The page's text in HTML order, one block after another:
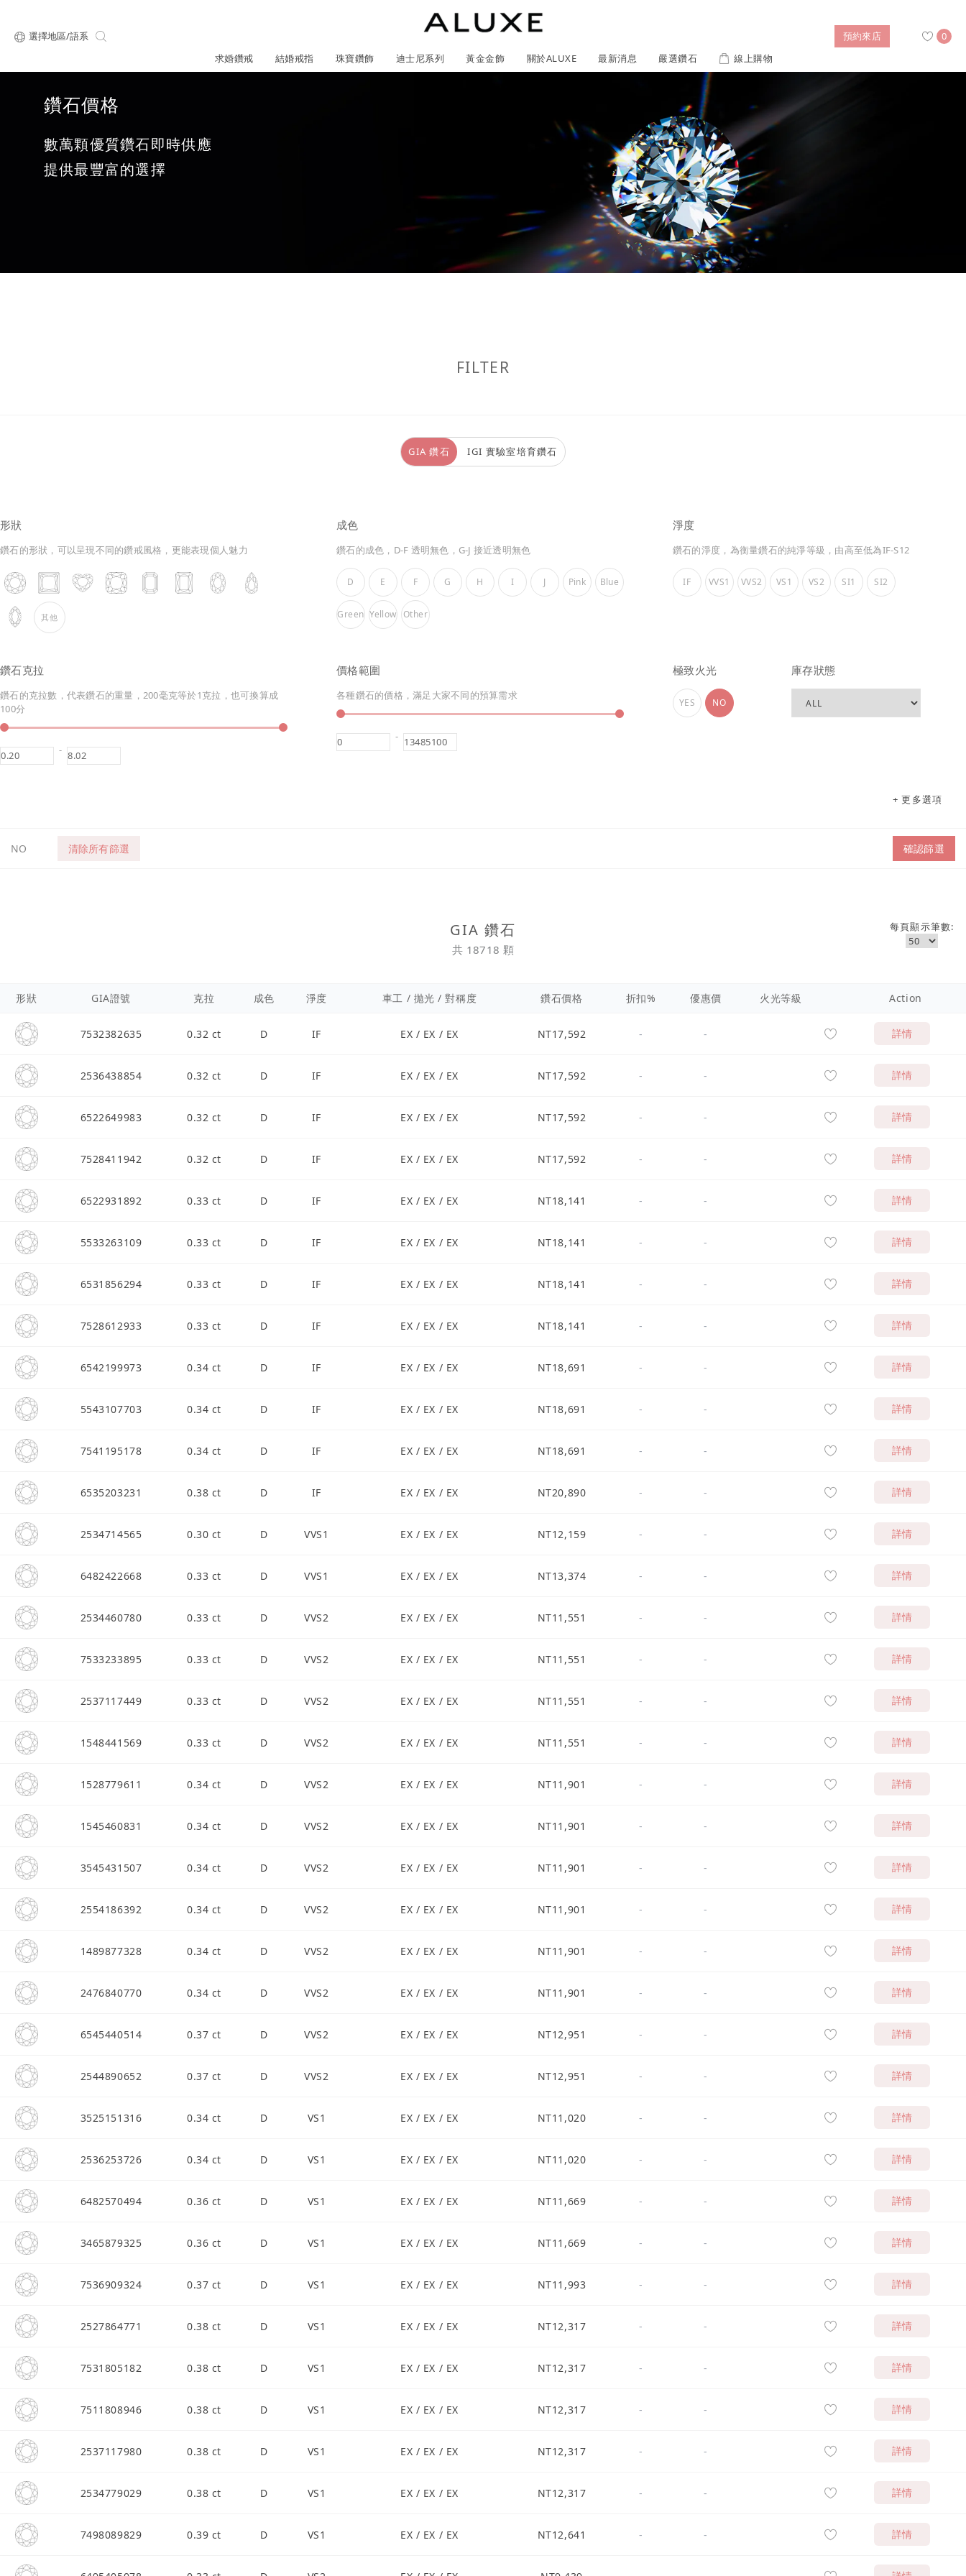
選擇地區/語系
求婚鑽戒
結婚戒指 珠寶鑽飾 迪士尼系列 黃金金飾 關於ALUXE 最新消息 嚴選鑽石 線上購物
預約來店 0
靈動曲線 璀燦擁抱
ALL 求婚鑽戒 迪士尼系列鑽戒 ROSÉ My Love 系列 戀人系列 日本系列 Nature 系列 初綻系列
acredo 客製化戒指 戀人系列對戒
ALL 結婚戒指 Nature 系列 初綻系列 日本系列
時尚項鍊 風格戒指
ALL 珠寶鑽飾 CareBears 系列 ROSÉ My Love 系列 戀人系列
冰雪奇緣系列 經典米奇系列 迪士尼公主系列
ALL 迪士尼系列
黃金耳環 黃金手鍊/手鐲 黃金項鍊
ALL 黃金金飾 結婚套組
顧客好評
售後服務
限時優惠
婚禮優惠
圓形 IGI培育鑽價格查詢
搜尋
鑽石價格
數萬顆優質鑽石即時供應
提供最豐富的選擇
FILTER
GIA 鑽石 IGI 實驗室培育鑽石
形狀
鑽石的形狀，可以呈現不同的鑽戒風格，更能表現個人魅力
其他
成色
鑽石的成色，D-F 透明無色，G-J 接近透明無色
D E F G H I J Pink Blue
Green Yellow Other
淨度
鑽石的淨度，為衡量鑽石的純淨等級，由高至低為IF-S12
IF VVS1 VVS2 VS1 VS2 SI1 SI2
鑽石克拉
鑽石的克拉數，代表鑽石的重量，200毫克等於1克拉，也可換算成
100分
-
價格範圍
各種鑽石的價格，滿足大家不同的預算需求
-
極致火光
YES NO
庫存狀態
+ 更多選項
NO 清除所有篩選 確認篩選
GIA 鑽石
共 18718 顆
每頁顯示筆數:
形狀 GIA證號 克拉 成色 淨度 車工 / 拋光 / 對稱度 鑽石價格 折扣% 優惠價 火光等級 Action
7532382635 0.32 ct D IF EX / EX / EX NT17,592 - - 詳情
2536438854 0.32 ct D IF EX / EX / EX NT17,592 - - 詳情
6522649983 0.32 ct D IF EX / EX / EX NT17,592 - - 詳情
7528411942 0.32 ct D IF EX / EX / EX NT17,592 - - 詳情
6522931892 0.33 ct D IF EX / EX / EX NT18,141 - - 詳情
5533263109 0.33 ct D IF EX / EX / EX NT18,141 - - 詳情
6531856294 0.33 ct D IF EX / EX / EX NT18,141 - - 詳情
7528612933 0.33 ct D IF EX / EX / EX NT18,141 - - 詳情
6542199973 0.34 ct D IF EX / EX / EX NT18,691 - - 詳情
5543107703 0.34 ct D IF EX / EX / EX NT18,691 - - 詳情
7541195178 0.34 ct D IF EX / EX / EX NT18,691 - - 詳情
6535203231 0.38 ct D IF EX / EX / EX NT20,890 - - 詳情
2534714565 0.30 ct D VVS1 EX / EX / EX NT12,159 - - 詳情
6482422668 0.33 ct D VVS1 EX / EX / EX NT13,374 - - 詳情
2534460780 0.33 ct D VVS2 EX / EX / EX NT11,551 - - 詳情
7533233895 0.33 ct D VVS2 EX / EX / EX NT11,551 - - 詳情
2537117449 0.33 ct D VVS2 EX / EX / EX NT11,551 - - 詳情
1548441569 0.33 ct D VVS2 EX / EX / EX NT11,551 - - 詳情
1528779611 0.34 ct D VVS2 EX / EX / EX NT11,901 - - 詳情
1545460831 0.34 ct D VVS2 EX / EX / EX NT11,901 - - 詳情
3545431507 0.34 ct D VVS2 EX / EX / EX NT11,901 - - 詳情
2554186392 0.34 ct D VVS2 EX / EX / EX NT11,901 - - 詳情
1489877328 0.34 ct D VVS2 EX / EX / EX NT11,901 - - 詳情
2476840770 0.34 ct D VVS2 EX / EX / EX NT11,901 - - 詳情
6545440514 0.37 ct D VVS2 EX / EX / EX NT12,951 - - 詳情
2544890652 0.37 ct D VVS2 EX / EX / EX NT12,951 - - 詳情
3525151316 0.34 ct D VS1 EX / EX / EX NT11,020 - - 詳情
2536253726 0.34 ct D VS1 EX / EX / EX NT11,020 - - 詳情
6482570494 0.36 ct D VS1 EX / EX / EX NT11,669 - - 詳情
3465879325 0.36 ct D VS1 EX / EX / EX NT11,669 - - 詳情
7536909324 0.37 ct D VS1 EX / EX / EX NT11,993 - - 詳情
2527864771 0.38 ct D VS1 EX / EX / EX NT12,317 - - 詳情
7531805182 0.38 ct D VS1 EX / EX / EX NT12,317 - - 詳情
7511808946 0.38 ct D VS1 EX / EX / EX NT12,317 - - 詳情
2537117980 0.38 ct D VS1 EX / EX / EX NT12,317 - - 詳情
2534779029 0.38 ct D VS1 EX / EX / EX NT12,317 - - 詳情
7498089829 0.39 ct D VS1 EX / EX / EX NT12,641 - - 詳情